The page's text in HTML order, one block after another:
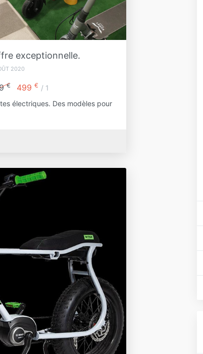
exceptionnelle.
2020
€ 499 € / 1
électriques. Des modèles pour